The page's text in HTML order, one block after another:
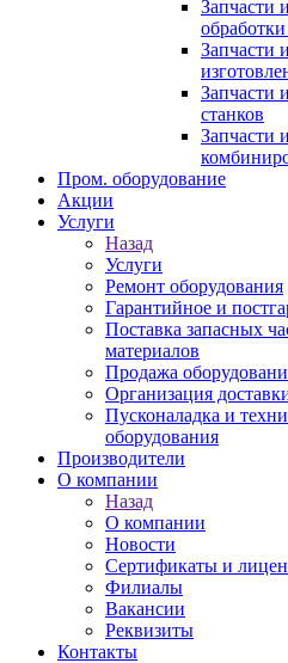
Запчасти
Запчасти
Запчасти
станков
Запчасти
Пром. оборудование
Акции
Услуги
Назад
Услуги
Ремонт оборудования
Гарантийное и
Поставка запасных
материалов
Продажа
Организация
Пусконаладка и
оборудования
Производители
О компании
Назад
О компании
Новости
Сертификаты и
Филиалы
Вакансии
Реквизиты
Контакты